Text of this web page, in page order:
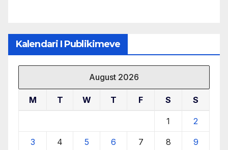
Kalendari I Publikimeve
August 2026
M T W T F S S
1 2
3 4 5 6 7 8 9